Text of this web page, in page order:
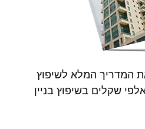
המדריך המלא לשיפוץ
שקלים בשיפוץ בניין